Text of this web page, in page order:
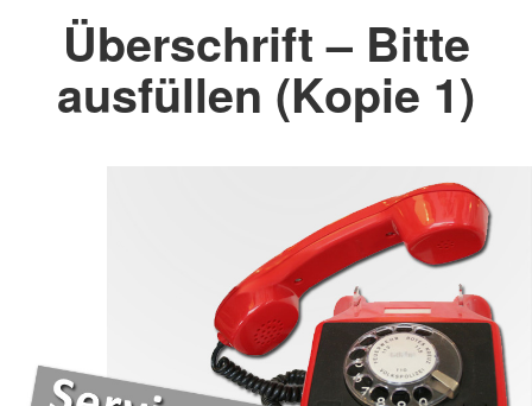
Überschrift – Bitte
ausfüllen (Kopie 1)